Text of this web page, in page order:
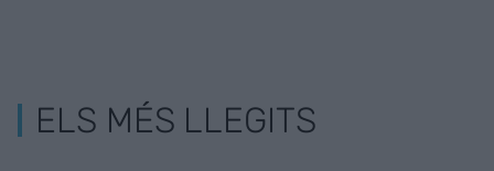
ELS MÉS LLEGITS